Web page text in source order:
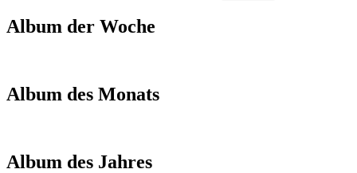
Album der Woche
Album des Monats
Album des Jahres